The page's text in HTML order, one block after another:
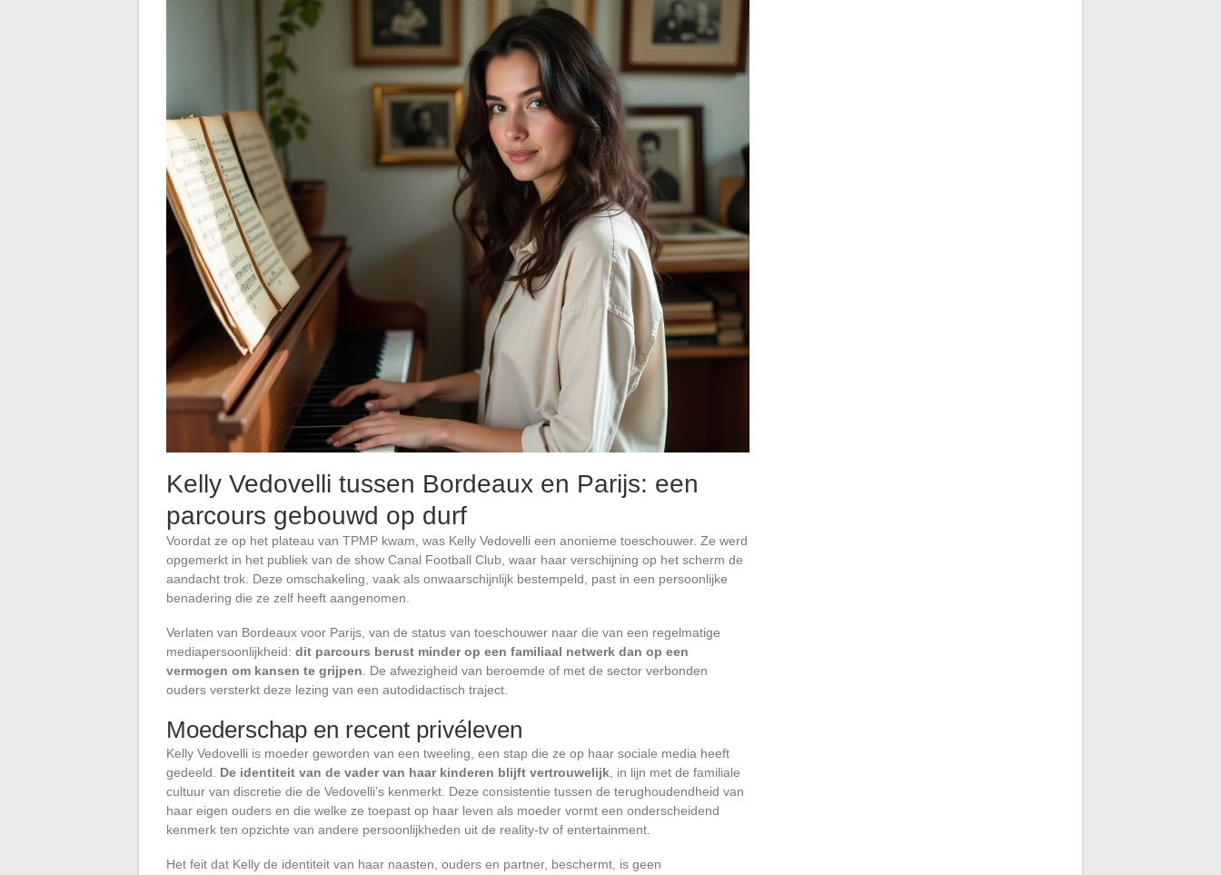
Kelly Vedovelli tussen Bordeaux en Parijs: een
parcours gebouwd op durf
Voordat ze op het plateau van TPMP kwam, was Kelly Vedovelli een anonieme toeschouwer. Ze werd
opgemerkt in het publiek van de show Canal Football Club, waar haar verschijning op het scherm de
aandacht trok. Deze omschakeling, vaak als onwaarschijnlijk bestempeld, past in een persoonlijke
benadering die ze zelf heeft aangenomen.
Verlaten van Bordeaux voor Parijs, van de status van toeschouwer naar die van een regelmatige
mediapersoonlijkheid: dit parcours berust minder op een familiaal netwerk dan op een
vermogen om kansen te grijpen . De afwezigheid van beroemde of met de sector verbonden
ouders versterkt deze lezing van een autodidactisch traject.
Moederschap en recent privéleven
Kelly Vedovelli is moeder geworden van een tweeling, een stap die ze op haar sociale media heeft
gedeeld. De identiteit van de vader van haar kinderen blijft vertrouwelijk , in lijn met de familiale
cultuur van discretie die de Vedovelli’s kenmerkt. Deze consistentie tussen de terughoudendheid van
haar eigen ouders en die welke ze toepast op haar leven als moeder vormt een onderscheidend
kenmerk ten opzichte van andere persoonlijkheden uit de reality-tv of entertainment.
Het feit dat Kelly de identiteit van haar naasten, ouders en partner, beschermt, is geen